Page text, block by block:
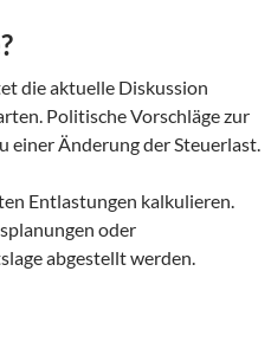
die aktuelle Diskussion
Politische Vorschläge zur
einer Änderung der Steuerlast.
Entlastungen kalkulieren.
oder
abgestellt werden.